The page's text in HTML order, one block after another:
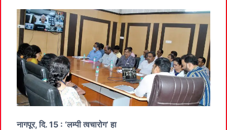
नागपूर, दि. 15 : ‘लम्पी त्वचारोग’ हा